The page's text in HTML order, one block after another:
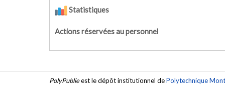
Statistiques
Actions réservées au personnel
PolyPublieest le dépôt institutionnel dePolytechnique